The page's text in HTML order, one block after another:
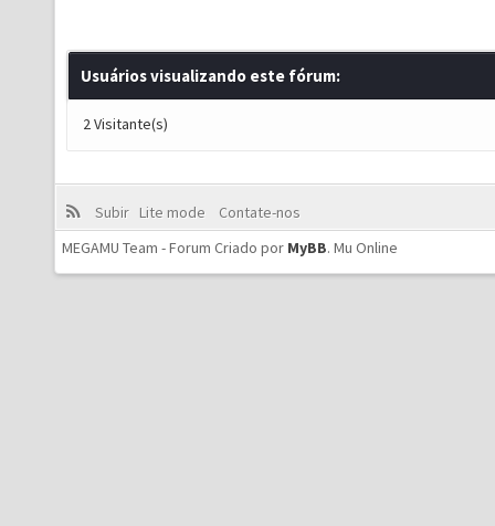
Usuários visualizando este fórum:
2 Visitante(s)
Subir Lite mode
Contate-nos
MEGAMU Team - Forum Criado por MyBB. Mu Online